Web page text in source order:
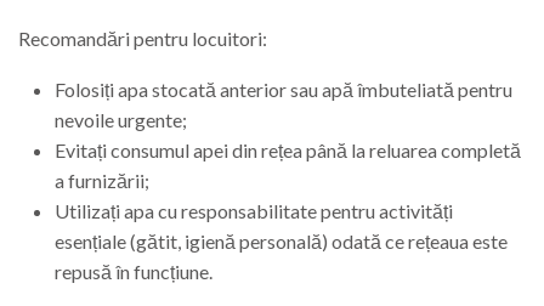
Recomandări pentru locuitori:
Folosiți apa stocată anterior sau apă îmbuteliată pentru
nevoile urgente;
Evitați consumul apei din rețea până la reluarea completă
a furnizării;
Utilizați apa cu responsabilitate pentru activități
esențiale (gătit, igienă personală) odată ce rețeaua este
repusă în funcțiune.